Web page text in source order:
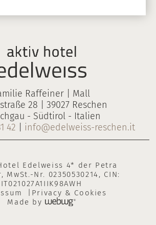
Raffeiner | Mall
28 | 39027 Reschen
- Südtirol - Italien
42
info@edelweiss-reschen.it
Edelweiss 4* der Petra
MwSt.-Nr. 02350530214, CIN:
IT021027A1IIK98AWH
Privacy & Cookies
Made by